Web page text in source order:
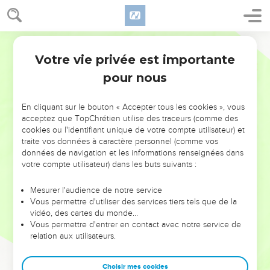
NE MANQUEZ PAS L’ÉVÉNEMENT
DE L’ANNÉE !
ET SI LEURS ERREURS POUVAIENT VOUS ÉVITER LES
VOTRES ?
leur foi ou leur vision. Mais on voit moins les doutes, les erreurs
et les saisons difficiles qu'ils ont traversés, alors même que ce
sont elles qui les ont façonnés.
Dans cette conférence, leaders, entrepreneurs, et responsables
clés pour avancer avec plus de sagesse afin que leurs erreurs
Votre vie privée est importante
pour nous
En cliquant sur le bouton « Accepter tous les cookies », vous
acceptez que TopChrétien utilise des traceurs (comme des
cookies ou l'identifiant unique de votre compte utilisateur) et
traite vos données à caractère personnel (comme vos
données de navigation et les informations renseignées dans
votre compte utilisateur) dans les buts suivants :
Mesurer l'audience de notre service
Vous permettre d'utiliser des services tiers tels que de la
vidéo, des cartes du monde…
Vous permettre d'entrer en contact avec notre service de
relation aux utilisateurs.
Choisir mes cookies